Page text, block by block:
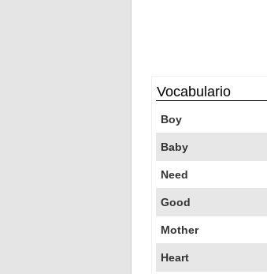
Vocabulario
Boy
Baby
Need
Good
Mother
Heart